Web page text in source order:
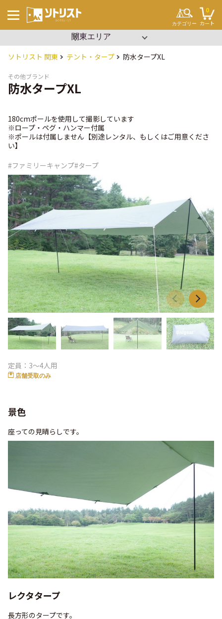
カテゴリー
0
カート
ソトリスト 関東 テント・タープ 防水タープXL
その他ブランド
防水タープXL
180cmポールを使用して撮影しています
※ロープ・ペグ・ハンマー付属
※ポールは付属しません【別途レンタル、もしくはご用意くださ
い】
#ファミリーキャンプ#タープ
定員：3～4人用
店舗受取のみ
景色
座っての見晴らしです。
レクタタープ
長方形のタープです。
▼ エリアを選択
沖縄 関東
キーワードから探す
#ファミリーキャンプ
#ブッシュクラフト
#ワンポール
#パップテント
#寝袋
#コット
#ビーチパーティー
#設営簡単
#イベント
テント・タープ
セット用品
寝袋・マット
ランタン
クーラーボックス
焚き火
その他